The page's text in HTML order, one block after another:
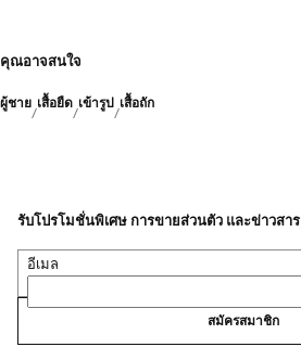
คุณอาจสนใจ
ผู้ชาย เสื้อยืด เข้ารูป เสื้อถัก
รับโปรโมชั่นพิเศษ การขายส่วนตัว และข่าวสาร
อีเมล
สมัครสมาชิก